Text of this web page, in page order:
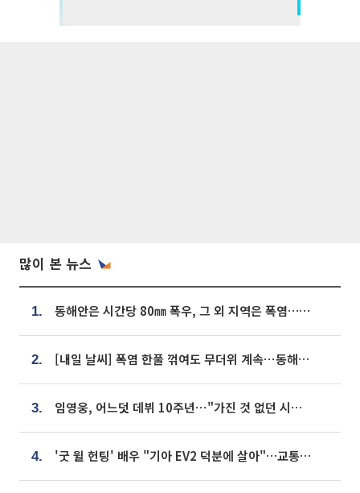
많이 본 뉴스
1. 동해안은 시간당 80㎜ 폭우, 그 외 지역은 폭염…‘극과 극 날씨’
2. [내일 날씨] 폭염 한풀 꺾여도 무더위 계속⋯동해안 이틀 연속 비
3. 임영웅, 어느덧 데뷔 10주년⋯"가진 것 없던 시절, 내 앞엔 20명의 팬뿐"
4. '굿 윌 헌팅' 배우 "기아 EV2 덕분에 살아"…교통사고 후 안전성 극찬